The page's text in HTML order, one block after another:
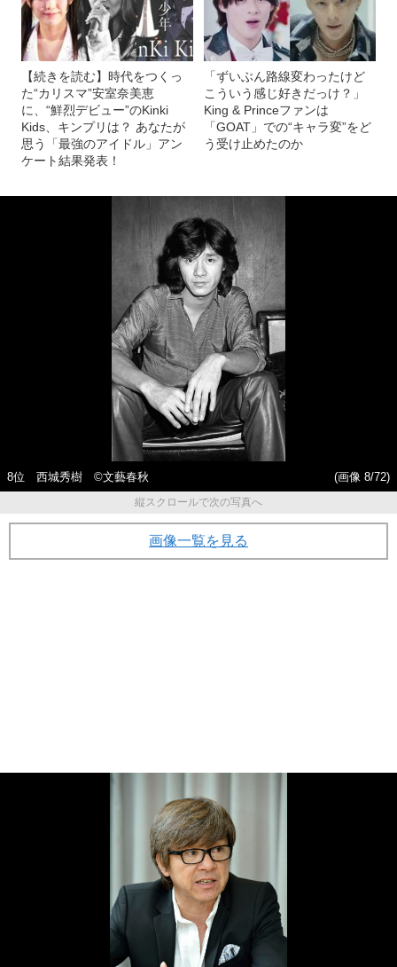
【続きを読む】時代をつくっ
た“カリスマ”安室奈美恵
に、“鮮烈デビュー”のKinki
Kids、キンプリは？ あなたが
思う「最強のアイドル」アン
ケート結果発表！
「ずいぶん路線変わったけど
こういう感じ好きだっけ？」
King & Princeファンは
「GOAT」での“キャラ変”をど
う受け止めたのか
8位 西城秀樹 ©文藝春秋
(画像 8/72)
縦スクロールで次の写真へ
画像一覧を見る